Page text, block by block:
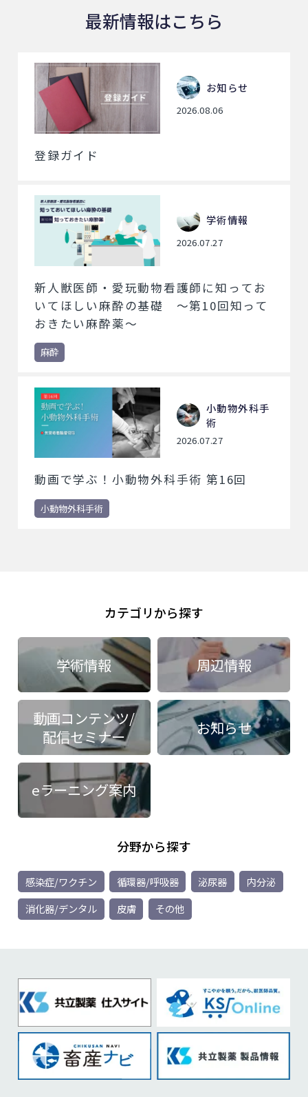
最新情報はこちら
お知らせ
2026.08.06
登録ガイド
学術情報
2026.07.27
新人獣医師・愛玩動物看護師に知ってお
いてほしい麻酔の基礎 ～第10回知って
おきたい麻酔薬～
麻酔
小動物外科手
術
2026.07.27
動画で学ぶ！小動物外科手術 第16回
小動物外科手術
カテゴリから探す
学術情報 周辺情報
動画コンテンツ/
配信セミナー
お知らせ
eラーニング案内
分野から探す
感染症/ワクチン 循環器/呼吸器 泌尿器
内分泌
消化器/デンタル
皮膚 その他